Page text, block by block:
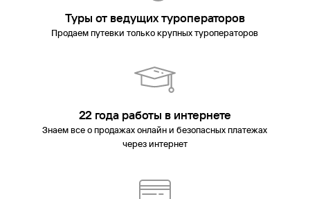
Туры от ведущих туроператоров
Продаем путевки только крупных туроператоров
22 года работы в интернете
Знаем все о продажах онлайн и безопасных платежах
через интернет